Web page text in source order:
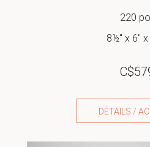
220
8½" x 6"
C$
DÉTAILS /